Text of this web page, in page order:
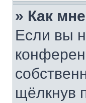
» Как
Если вы
щёлкнув